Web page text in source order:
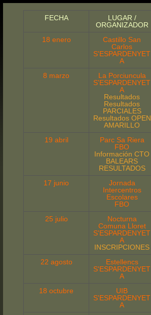
FECHA
LUGAR /
ORGANIZADOR
18 enero
Castillo San
Carlos
S'ESPARDENYET
A
8 marzo
La Porciuncula
S'ESPARDENYET
A
Resultados
Resultados
PARCIALES
Resultados OPEN
AMARILLO
19 abril
Parc Sa Riera
FBO
Información CTO
BALEARS
RESULTADOS
17 junio
Jornada
Intercentros
Escolares
FBO
25 julio
Nocturna
Comuna Lloret
S'ESPARDENYET
A
INSCRIPCIONES
22 agosto
Estellencs
S'ESPARDENYET
A
18 octubre
UIB
S'ESPARDENYET
A